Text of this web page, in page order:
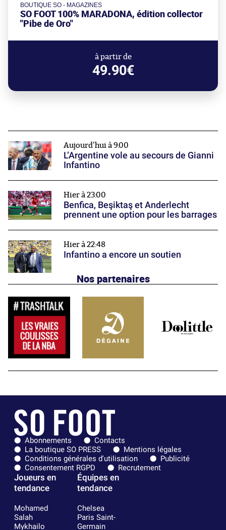
BOUTIQUE SO - MAGAZINES
SO FOOT 100% MARADONA, édition collector
"Pibe de Oro"
à partir de
49.90€
Aujourd'hui à 9:00
L’Argentine vole au secours de Gianni
Infantino
Hier à 23:00
Benfica, Beşiktaş et Anderlecht
prennent une option pour les barrages
Hier à 22:48
Infantino a encore un soutien
Nos partenaires
Abonnements
Contacts
La boutique SO PRESS
Mentions légales
Conditions générales d'utilisation
Publicité
Consentement RGPD
Recrutement
Joueurs en
tendance
Mohamed
Salah
Mykhailo
Équipes en
tendance
Chelsea
Paris Saint-
Germain